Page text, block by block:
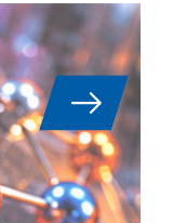
분석
우주, 발전,
응용 분야
니다. 복잡